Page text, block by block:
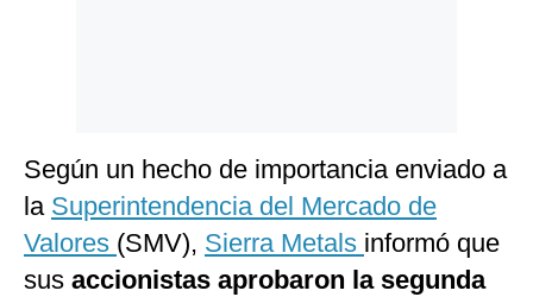
Según un hecho de importancia enviado a
la Superintendencia del Mercado de
Valores (SMV), Sierra Metals informó que
sus accionistas aprobaron la segunda